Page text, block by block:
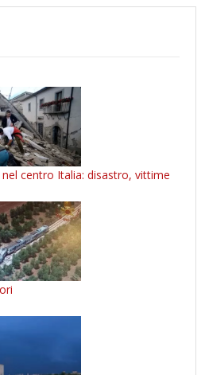
centro Italia: disastro, vittime